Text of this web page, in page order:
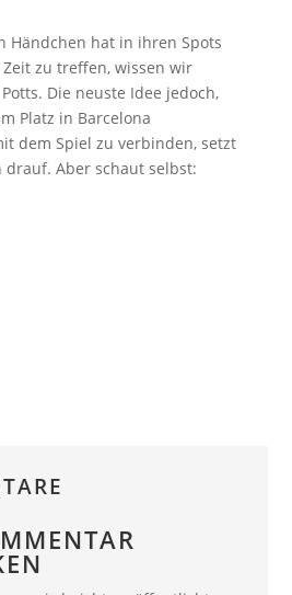
Händchen hat in ihren Spots
zu treffen, wissen wir
Die neuste Idee jedoch,
Platz in Barcelona
dem Spiel zu verbinden, setzt
drauf. Aber schaut selbst: